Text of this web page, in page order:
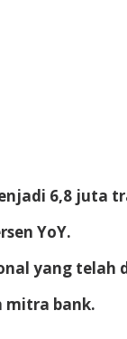
6,8 juta
YoY.
yang telah
mitra bank.